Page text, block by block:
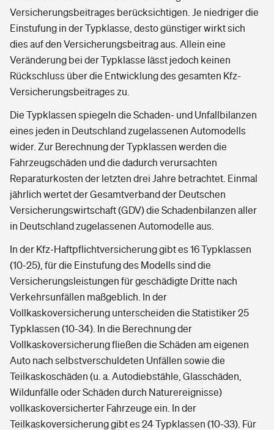
Versicherungsbeitrages berücksichtigen. Je niedriger die
Einstufung in der Typklasse, desto günstiger wirkt sich
dies auf den Versicherungsbeitrag aus. Allein eine
Veränderung bei der Typklasse lässt jedoch keinen
Rückschluss über die Entwicklung des gesamten Kfz-
Versicherungsbeitrages zu.
Die Typklassen spiegeln die Schaden- und Unfallbilanzen
eines jeden in Deutschland zugelassenen Automodells
wider. Zur Berechnung der Typklassen werden die
Fahrzeugschäden und die dadurch verursachten
Reparaturkosten der letzten drei Jahre betrachtet. Einmal
jährlich wertet der Gesamtverband der Deutschen
Versicherungswirtschaft (GDV) die Schadenbilanzen aller
in Deutschland zugelassenen Automodelle aus.
In der Kfz-Haftpflichtversicherung gibt es 16 Typklassen
(10-25), für die Einstufung des Modells sind die
Versicherungsleistungen für geschädigte Dritte nach
Verkehrsunfällen maßgeblich. In der
Vollkaskoversicherung unterscheiden die Statistiker 25
Typklassen (10-34). In die Berechnung der
Vollkaskoversicherung fließen die Schäden am eigenen
Auto nach selbstverschuldeten Unfällen sowie die
Teilkaskoschäden (u. a. Autodiebstähle, Glasschäden,
Wildunfälle oder Schäden durch Naturereignisse)
vollkaskoversicherter Fahrzeuge ein. In der
Teilkaskoversicherung gibt es 24 Typklassen (10-33). Für